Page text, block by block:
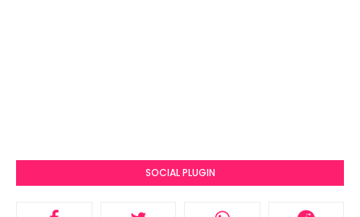
SOCIAL PLUGIN